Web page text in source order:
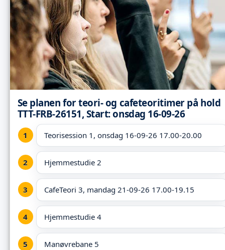
Se planen for teori- og cafeteoritimer på hold
TTT-FRB-26151, Start: onsdag 16-09-26
Teorisession 1, onsdag 16-09-26 17.00-20.00
Hjemmestudie 2
CafeTeori 3, mandag 21-09-26 17.00-19.15
Hjemmestudie 4
Manøvrebane 5